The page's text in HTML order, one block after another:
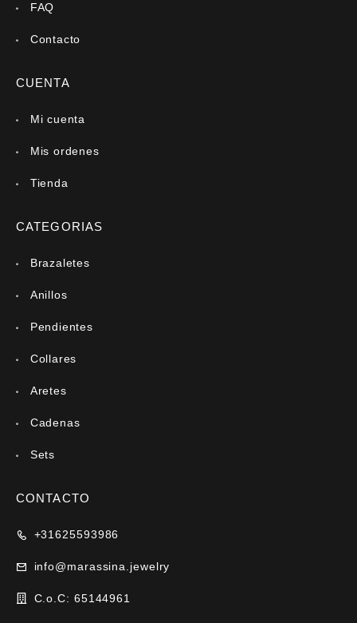
FAQ
Contacto
CUENTA
Mi cuenta
Mis ordenes
Tienda
CATEGORIAS
Brazaletes
Anillos
Pendientes
Collares
Aretes
Cadenas
Sets
CONTACTO
+31625593986
info@marassina.jewelry
C.o.C: 65144961